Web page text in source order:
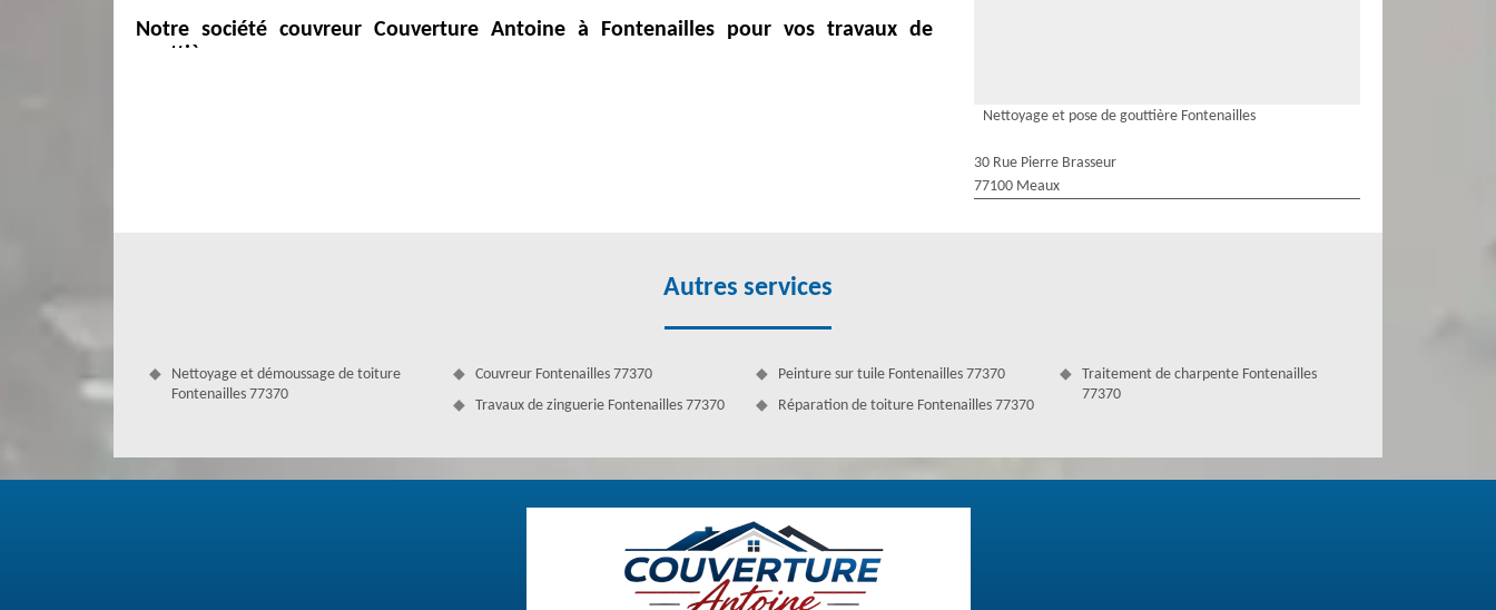
Notre société couvreur Couverture Antoine à Fontenailles pour vos travaux de
gouttière
Période de changement de gouttière – Fontenailles
Si votre gouttière est détruite, elle ne peut plus fonctionner correctement et assurer son rôle de protection. Sur ce, les eaux
peuvent se répandre partout, voire à l’intérieur de vos murs. Pourtant, cela risque de créer un problème grave pour finir jusqu’à
l’effondrement du bâtiment. Il faut passer au changement de la gouttière si vous constatez qu’elle n’est plus en mesure
d’assurer sa responsabilité. Notre entreprise Couverture Antoine réalise ce travail si vous avez prévu ce type de projet.
Nettoyage et pose de gouttière Fontenailles
30 Rue Pierre Brasseur
77100 Meaux
Autres services
Nettoyage et démoussage de toiture
Fontenailles 77370
Couvreur Fontenailles 77370
Travaux de zinguerie Fontenailles 77370
Peinture sur tuile Fontenailles 77370
Réparation de toiture Fontenailles 77370
Traitement de charpente Fontenailles
77370